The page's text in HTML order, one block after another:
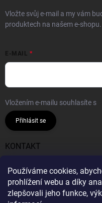
Používáme cookies,
prohlížení webu a díky
zlepšovali jeho funkce,
Vložte svůj e-mail a my vám
produktech na našem e-shopu.
E-MAIL
Vložením e-mailu souhlasíte s
Přihlásit se
KONTAKT
info@gumiok.cz
Gumiok.cz